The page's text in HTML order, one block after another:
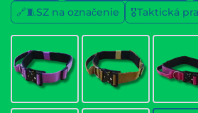
🔗🧵SZ na označenie
🎖️Taktická